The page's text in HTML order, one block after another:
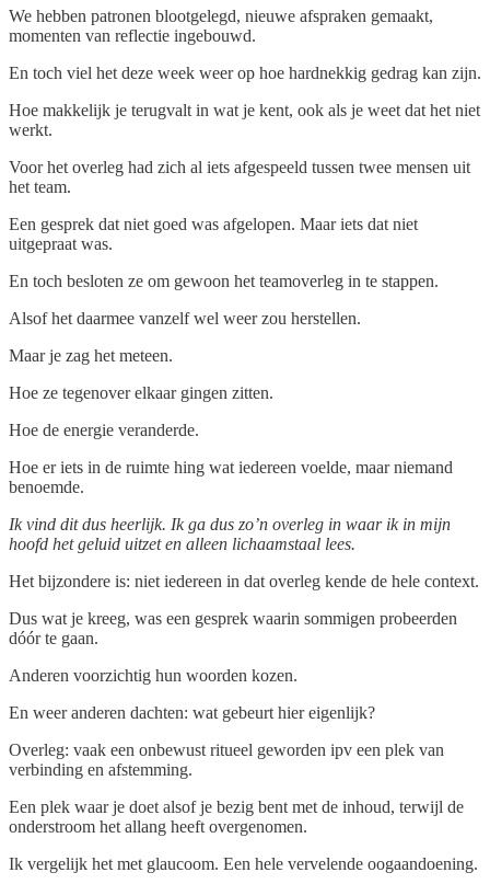
We hebben patronen blootgelegd, nieuwe afspraken gemaakt,
momenten van reflectie ingebouwd.
En toch viel het deze week weer op hoe hardnekkig gedrag kan zijn.
Hoe makkelijk je terugvalt in wat je kent, ook als je weet dat het niet
werkt.
Voor het overleg had zich al iets afgespeeld tussen twee mensen uit
het team.
Een gesprek dat niet goed was afgelopen. Maar iets dat niet
uitgepraat was.
En toch besloten ze om gewoon het teamoverleg in te stappen.
Alsof het daarmee vanzelf wel weer zou herstellen.
Maar je zag het meteen.
Hoe ze tegenover elkaar gingen zitten.
Hoe de energie veranderde.
Hoe er iets in de ruimte hing wat iedereen voelde, maar niemand
benoemde.
Ik vind dit dus heerlijk. Ik ga dus zo’n overleg in waar ik in mijn
hoofd het geluid uitzet en alleen lichaamstaal lees.
Het bijzondere is: niet iedereen in dat overleg kende de hele context.
Dus wat je kreeg, was een gesprek waarin sommigen probeerden
dóór te gaan.
Anderen voorzichtig hun woorden kozen.
En weer anderen dachten: wat gebeurt hier eigenlijk?
Overleg: vaak een onbewust ritueel geworden ipv een plek van
verbinding en afstemming.
Een plek waar je doet alsof je bezig bent met de inhoud, terwijl de
onderstroom het allang heeft overgenomen.
Ik vergelijk het met glaucoom. Een hele vervelende oogaandoening.